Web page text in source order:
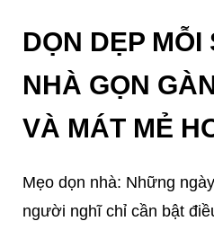
DỌN DẸP MỖI
NHÀ GỌN
VÀ MÁT MẺ
Mẹo dọn nhà: Những
người nghĩ chỉ cần bật